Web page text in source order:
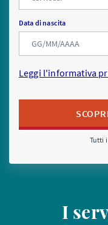
Data di nascita
Leggi l'informativa
Tutti
I